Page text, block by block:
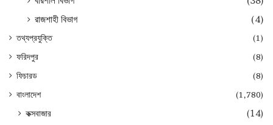
রাজশাহী বিভাগ
(4)
তথ্যপ্রযুক্তি
(1)
ফরিদপুর
(8)
ফিচারড
(8)
বাংলাদেশ
(1,780)
কক্সবাজার
(14)